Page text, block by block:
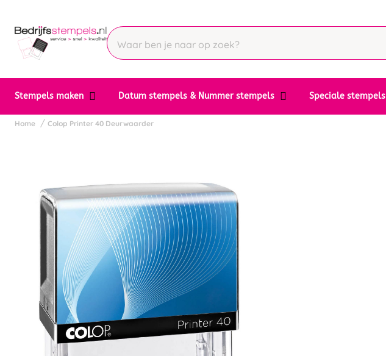
Stempels maken Datum stempels & Nummer stempels Speciale stempels
Home Colop Printer 40 Deurwaarder